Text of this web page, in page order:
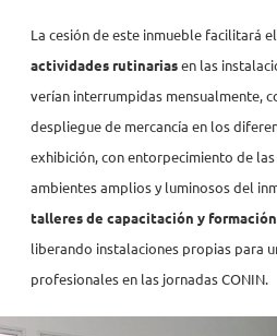
La cesión de este inmueble facilitará
actividades rutinarias en las
verían interrumpidas mensualmente,
despliegue de mercancía en los
exhibición, con entorpecimiento de
ambientes amplios y luminosos del
talleres de capacitación y formación
liberando instalaciones propias para
profesionales en las jornadas CONIN.